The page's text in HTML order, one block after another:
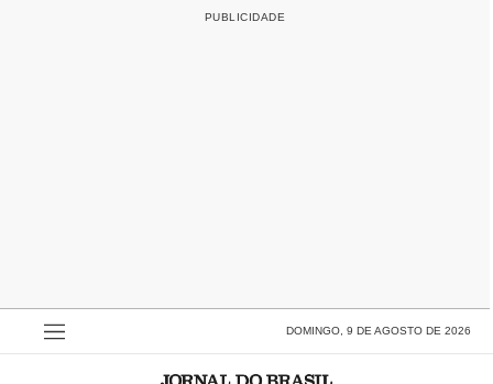
DOMINGO, 9 DE AGOSTO DE 2026